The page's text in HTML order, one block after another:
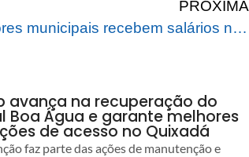
PRÓXIMA
Servidores municipais recebem salários na data garantida pelo Prefeito Tião Bocalom
avança na recuperação do
Boa Água e garante melhores
de acesso no Quixadá
faz parte das ações de manutenção e